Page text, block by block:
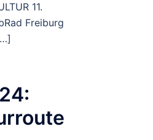
11.
Freiburg